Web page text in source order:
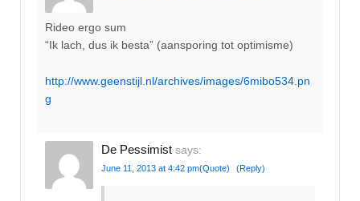
Rideo ergo sum
“Ik lach, dus ik besta” (aansporing tot optimisme)
http://www.geenstijl.nl/archives/images/6mibo534.pn
g
De Pessimist says:
June 11, 2013 at 4:42 pm(Quote) (Reply)